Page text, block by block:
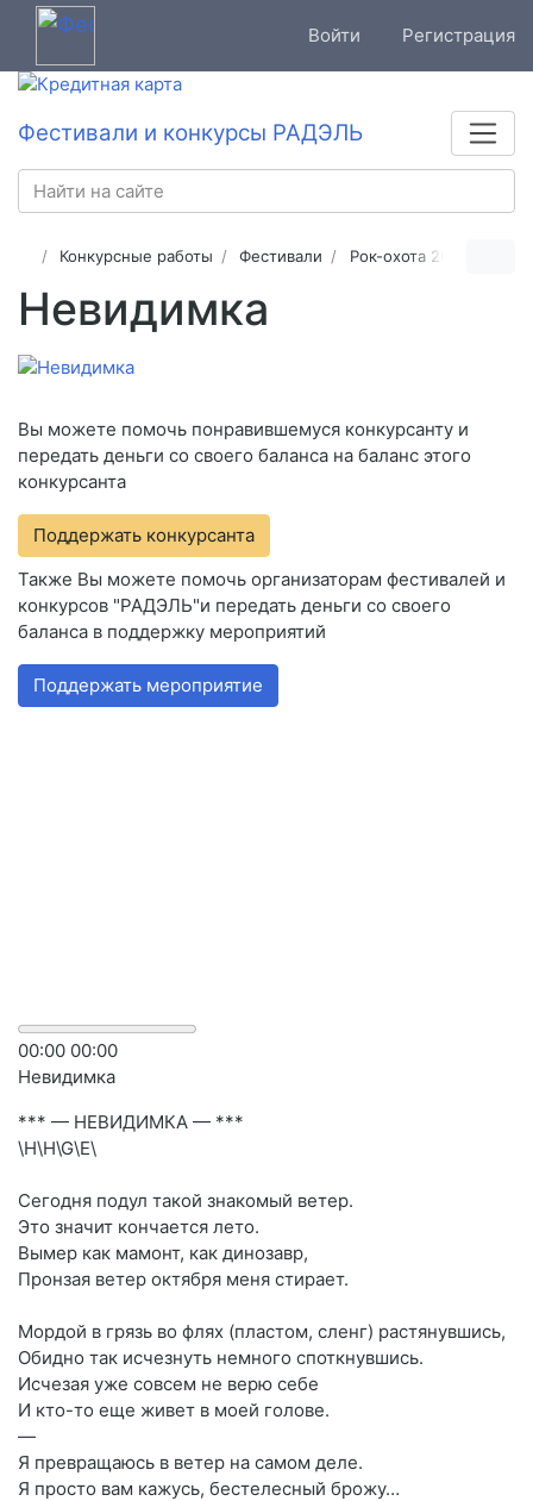
Войти Регистрация
Фестивали и конкурсы РАДЭЛЬ
Конкурсные работы Фестивали Рок-охота 2025
Невидимка
Вы можете помочь понравившемуся конкурсанту и
передать деньги со своего баланса на баланс этого
конкурсанта
Поддержать конкурсанта
Также Вы можете помочь организаторам фестивалей и
конкурсов "РАДЭЛЬ"и передать деньги со своего
баланса в поддержку мероприятий
Поддержать мероприятие
00:00 00:00
Невидимка
*** — НЕВИДИМКА — ***
\H\H\G\E\
Сегодня подул такой знакомый ветер.
Это значит кончается лето.
Вымер как мамонт, как динозавр,
Пронзая ветер октября меня стирает.
Мордой в грязь во флях (пластом, сленг) растянувшись,
Обидно так исчезнуть немного споткнувшись.
Исчезая уже совсем не верю себе
И кто-то еще живет в моей голове.
—
Я превращаюсь в ветер на самом деле.
Я просто вам кажусь, бестелесный брожу…